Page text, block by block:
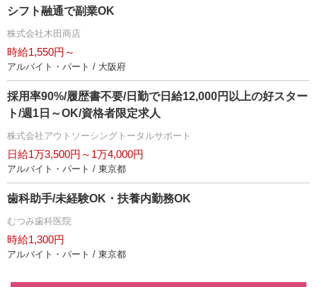
シフト融通で副業OK
株式会社木田商店
時給1,550円～
アルバイト・パート / 大阪府
採用率90%/履歴書不要/日勤で日給12,000円以上の好スター
ト/週1日～OK/資格者限定求人
株式会社アウトソーシングトータルサポート
日給1万3,500円～1万4,000円
アルバイト・パート / 東京都
歯科助手/未経験OK・扶養内勤務OK
むつみ歯科医院
時給1,300円
アルバイト・パート / 東京都